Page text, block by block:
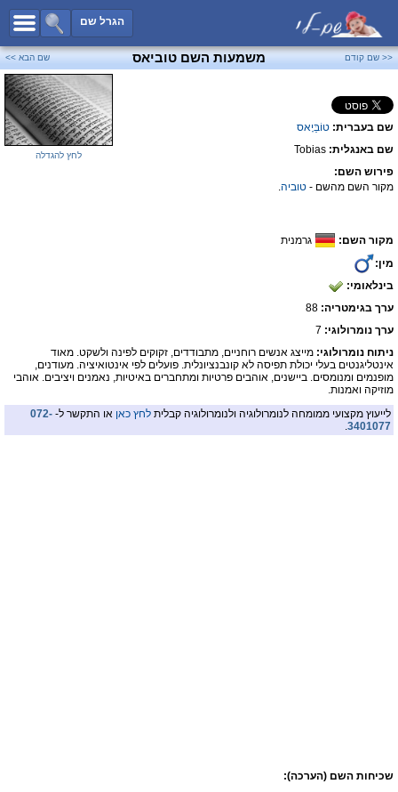
הגרל שם
כל השמות
שמות לבנים
שמות לבנות
שמות משותפים
שמות נפוצים
<< שם קודם משמעות השם טוביאס שם הבא >>
שם בעברית: טוֹבַּיָאס
שם באנגלית: Tobias
פירוש השם:
מקור השם מהשם - טוביה.
מקור השם:
גרמנית
מין:
בינלאומי:
ערך בגימטריה:
ערך נומרולוגי: 7
לחץ להגדלה
ניתוח נומרולוגי: מייצג אנשים רוחניים, מתבודדים, זקוקים לפינה ולשקט. מאוד
אינטליגנטים בעלי יכולת תפיסה לא קונבנציונלית. פועלים לפי אינטואיציה. מעודנים,
מופנמים ומנומסים. ביישנים, אוהבים פרטיות ומתחברים באיטיות, נאמנים ויציבים. אוהבי
מוזיקה ואמנות.
לייעוץ מקצועי ממומחה לנומרולוגיה ולנומרולוגיה קבלית לחץ כאן או התקשר ל- 072-
3401077
.
שכיחות השם (הערכה):